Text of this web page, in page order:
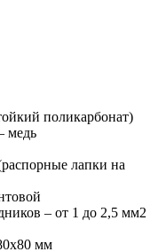
поликарбонат)
медь
лапки на
– от 1 до 2,5 мм2
мм